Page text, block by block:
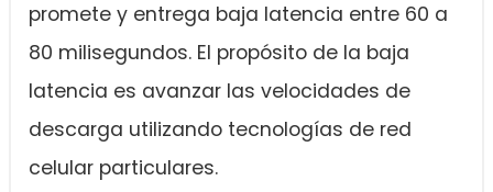
promete y entrega baja latencia entre 60 a
80 milisegundos. El propósito de la baja
latencia es avanzar las velocidades de
descarga utilizando tecnologías de red
celular particulares.